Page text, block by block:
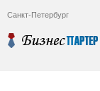
Санкт-Петербург